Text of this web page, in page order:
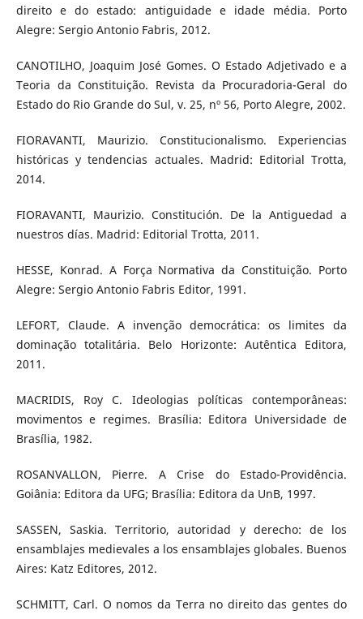
direito e do estado: antiguidade e idade média. Porto
Alegre: Sergio Antonio Fabris, 2012.
CANOTILHO, Joaquim José Gomes. O Estado Adjetivado e a
Teoria da Constituição. Revista da Procuradoria-Geral do
Estado do Rio Grande do Sul, v. 25, nº 56, Porto Alegre, 2002.
FIORAVANTI, Maurizio. Constitucionalismo. Experiencias
históricas y tendencias actuales. Madrid: Editorial Trotta,
2014.
FIORAVANTI, Maurizio. Constitución. De la Antiguedad a
nuestros días. Madrid: Editorial Trotta, 2011.
HESSE, Konrad. A Força Normativa da Constituição. Porto
Alegre: Sergio Antonio Fabris Editor, 1991.
LEFORT, Claude. A invenção democrática: os limites da
dominação totalitária. Belo Horizonte: Autêntica Editora,
2011.
MACRIDIS, Roy C. Ideologias políticas contemporâneas:
movimentos e regimes. Brasília: Editora Universidade de
Brasília, 1982.
ROSANVALLON, Pierre. A Crise do Estado-Providência.
Goiânia: Editora da UFG; Brasília: Editora da UnB, 1997.
SASSEN, Saskia. Territorio, autoridad y derecho: de los
ensamblajes medievales a los ensamblajes globales. Buenos
Aires: Katz Editores, 2012.
SCHMITT, Carl. O nomos da Terra no direito das gentes do